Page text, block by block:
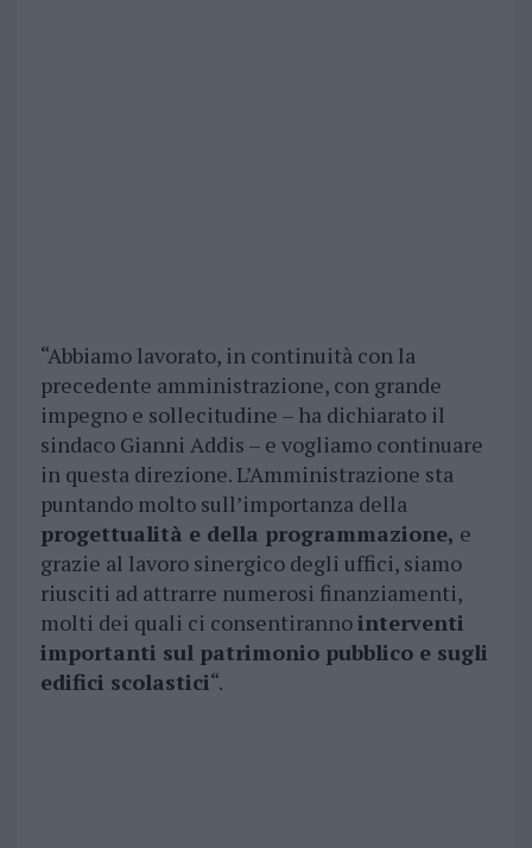
“Abbiamo lavorato, in continuità con la
precedente amministrazione, con grande
impegno e sollecitudine – ha dichiarato il
sindaco Gianni Addis – e vogliamo continuare
in questa direzione. L’Amministrazione sta
puntando molto sull’importanza della
progettualità e della programmazione, e
grazie al lavoro sinergico degli uffici, siamo
riusciti ad attrarre numerosi finanziamenti,
molti dei quali ci consentirannointerventi
importanti sul patrimonio pubblico e sugli
edifici scolastici“.